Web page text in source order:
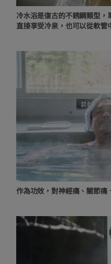
冷水浴是復古的不銹鋼類型
直接享受冷泉，也可以從軟管
作為功效，對神經痛、關節痛